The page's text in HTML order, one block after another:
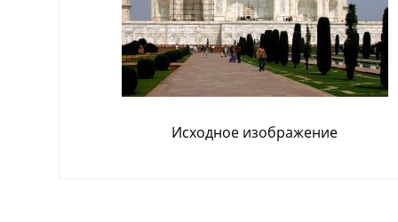
Исходное изображение